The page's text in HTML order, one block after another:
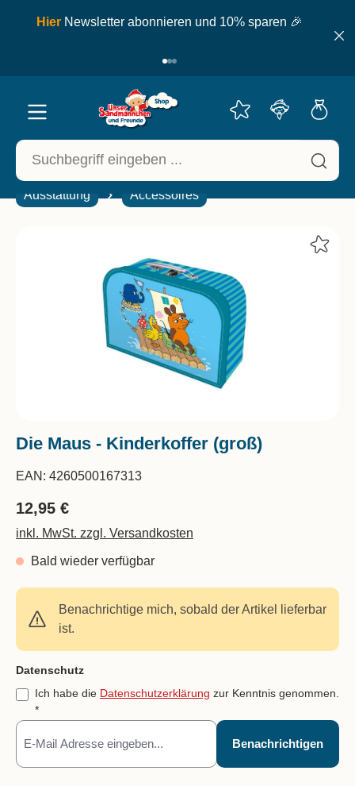
springen
Hier Newsletter abonnieren und 10% sparen 🎉
Ausstattung Accessoires
Die Maus - Kinderkoffer (groß)
EAN: 4260500167313
12,95 €
inkl. MwSt. zzgl. Versandkosten
Bald wieder verfügbar
Benachrichtige mich, sobald der Artikel lieferbar
ist.
Feld nicht ausfüllen(Spam Schutz)
Datenschutz
Ich habe die Datenschutzerklärung zur Kenntnis genommen.
*
Benachrichtigen